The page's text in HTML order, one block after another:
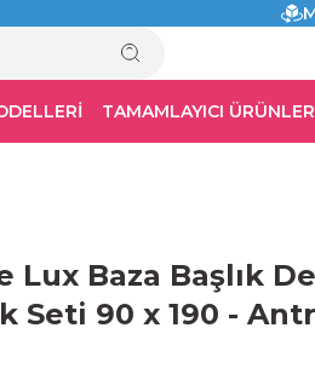
TAMAMLAYICI ÜRÜNLER
Lux Baza Başlık
Seti 90 x 190 -